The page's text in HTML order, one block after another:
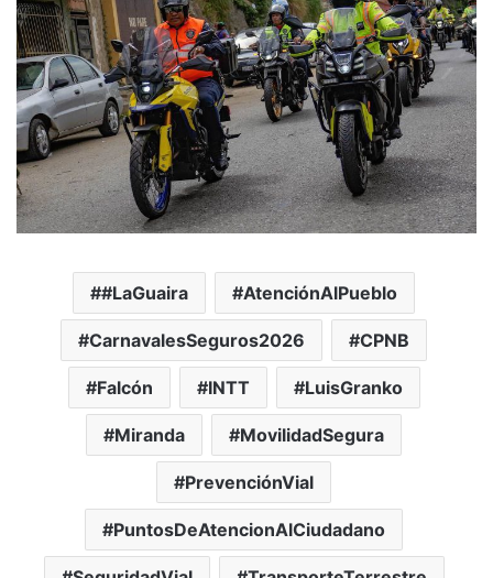
#LaGuaira AtenciónAlPueblo
CarnavalesSeguros2026 CPNB
Falcón INTT LuisGranko
Miranda MovilidadSegura
PrevenciónVial
PuntosDeAtencionAlCiudadano